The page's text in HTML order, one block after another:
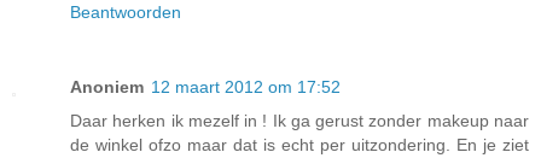
Beantwoorden
Anoniem 12 maart 2012 om 17:52
Daar herken ik mezelf in ! Ik ga gerust zonder makeup naar
de winkel ofzo maar dat is echt per uitzondering. En je ziet